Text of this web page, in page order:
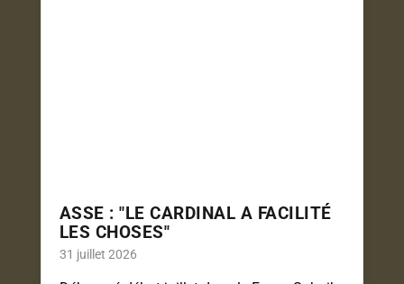
ASSE : "LE CARDINAL A FACILITÉ
LES CHOSES"
31 juillet 2026